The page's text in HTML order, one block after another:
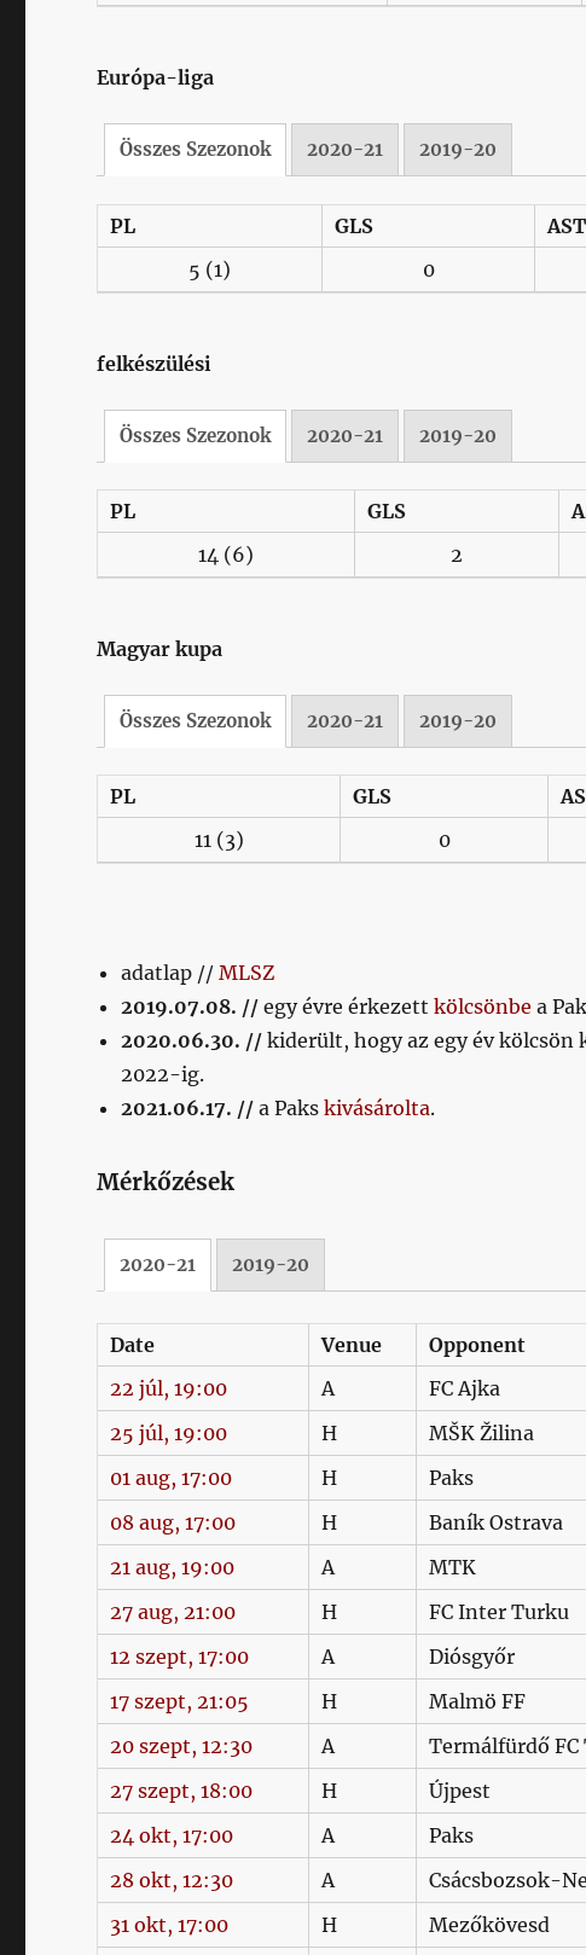
Európa-liga
Összes Szezonok 2020-21 2019-20
PL GLS AST
5 (1) 0
felkészülési
Összes Szezonok 2020-21 2019-20
PL GLS
14 (6) 2
Magyar kupa
Összes Szezonok 2020-21 2019-20
PL GLS
11 (3) 0
adatlap //MLSZ
2019.07.08. // egy évre érkezettkölcsönbe a
2020.06.30. // kiderült, hogy az egy év
2022-ig.
2021.06.17. // a Pakskivásárolta.
Mérkőzések
2020-21 2019-20
Date Venue Opponent
22 júl, 19:00
A FC Ajka
25 júl, 19:00
H MŠK Žilina
01 aug, 17:00
H Paks
08 aug, 17:00
H Baník Ostrava
21 aug, 19:00
A MTK
27 aug, 21:00
H FC Inter Turku
12 szept, 17:00
A Diósgyőr
17 szept, 21:05
H Malmö FF
20 szept, 12:30
A Termálfürdő FC
27 szept, 18:00
H Újpest
24 okt, 17:00
A Paks
28 okt, 12:30
A Csácsbozsok-
31 okt, 17:00
H Mezőkövesd